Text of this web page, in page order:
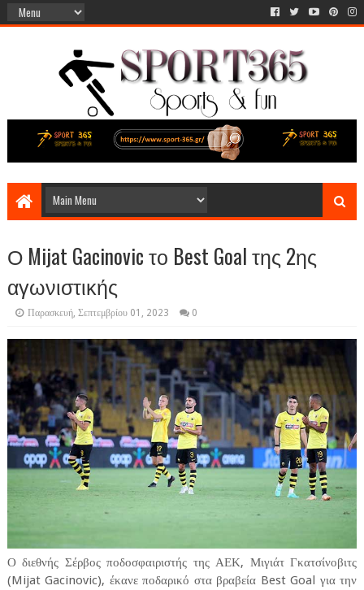
Ο Mijat Gacinovic το Best Goal της 2ης
αγωνιστικής
Παρασκευή, Σεπτεμβρίου 01, 2023 0
Ο διεθνής Σέρβος ποδοσφαιριστής της ΑΕΚ, Μιγιάτ Γκατσίνοβιτς
(Mijat Gacinovic), έκανε ποδαρικό στα βραβεία Best Goal για την